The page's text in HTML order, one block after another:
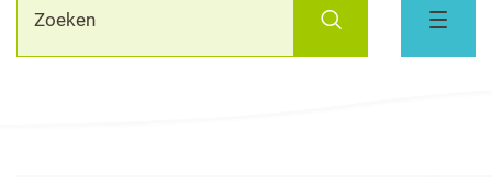
kunnen
MENU